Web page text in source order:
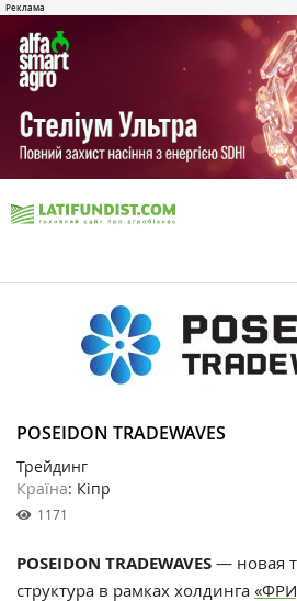
POSEIDON TRADEWAVES
Трейдинг
Країна: Кіпр
1171
POSEIDON TRADEWAVES — новая
структура в рамках холдинга